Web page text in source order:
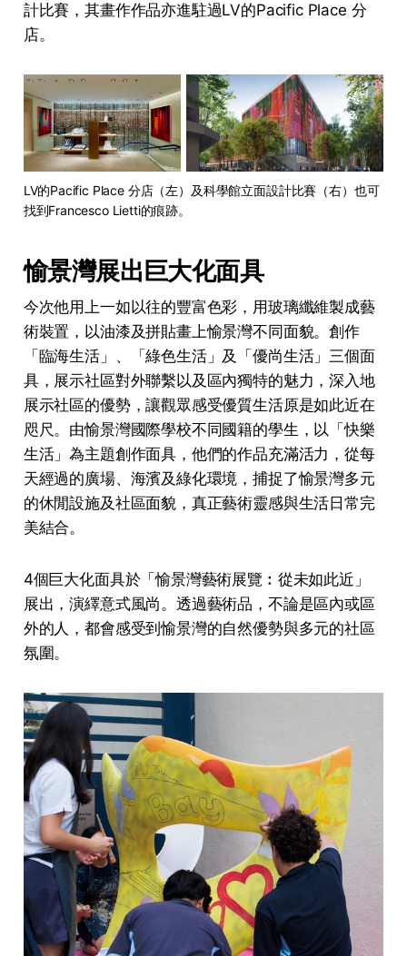
計比賽，其畫作作品亦進駐過LV的Pacific Place 分
店。
LV的Pacific Place 分店（左）及科學館立面設計比賽（右）也可
找到Francesco Lietti的痕跡。
愉景灣展出巨大化面具
今次他用上一如以往的豐富色彩，用玻璃纖維製成藝
術裝置，以油漆及拼貼畫上愉景灣不同面貌。創作
「臨海生活」、「綠色生活」及「優尚生活」三個面
具，展示社區對外聯繫以及區內獨特的魅力，深入地
展示社區的優勢，讓觀眾感受優質生活原是如此近在
咫尺。由愉景灣國際學校不同國籍的學生，以「快樂
生活」為主題創作面具，他們的作品充滿活力，從每
天經過的廣場、海濱及綠化環境，捕捉了愉景灣多元
的休閒設施及社區面貌，真正藝術靈感與生活日常完
美結合。
4個巨大化面具於「愉景灣藝術展覽︰從未如此近」
展出，演繹意式風尚。透過藝術品，不論是區內或區
外的人，都會感受到愉景灣的自然優勢與多元的社區
氛圍。